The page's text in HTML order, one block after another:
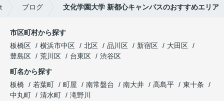
ブログ 文化学園大学 新都心キャンパスのおすすめエリア
市区町村から探す
板橋区
横浜市中区 北区 品川区 新宿区
大田区
豊島区
荒川区 台東区
渋谷区
町名から探す
板橋
若葉町 町屋 南常盤台 南大井 高島平
東十条
中丸町
清水町
滝野川